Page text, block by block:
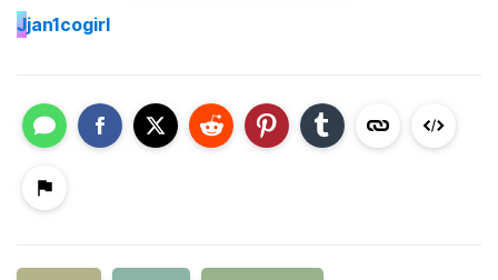
Jjan1cogirl